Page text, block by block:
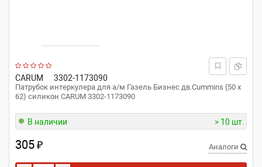
CARUM 3302-1173090
Патрубок интеркулера для а/м Газель Бизнес дв.Cummins (50 x
62) силикон CARUM 3302-1173090
В наличии > 10 шт.
305₽ Аналоги